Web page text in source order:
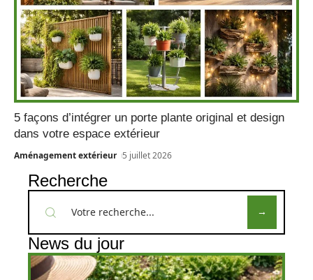
5 façons d’intégrer un porte plante original et design
dans votre espace extérieur
Aménagement extérieur 5 juillet 2026
Recherche
News du jour